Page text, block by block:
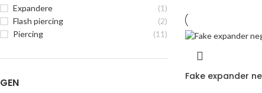
Expandere
(1)
Flash piercing
(2)
Piercing
(11)
GEN
Fake expander